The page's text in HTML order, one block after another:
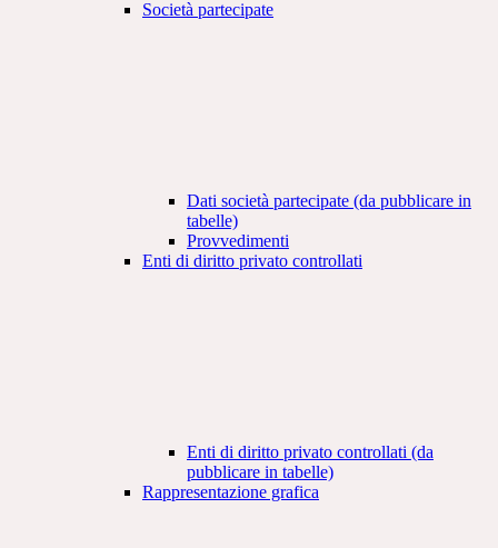
Società partecipate
Dati società partecipate (da pubblicare in
tabelle)
Provvedimenti
Enti di diritto privato controllati
Enti di diritto privato controllati (da
pubblicare in tabelle)
Rappresentazione grafica